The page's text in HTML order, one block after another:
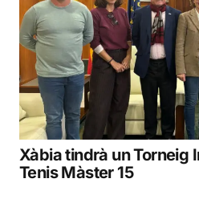
Xàbia tindrà un Torneig
Tenis Màster 15